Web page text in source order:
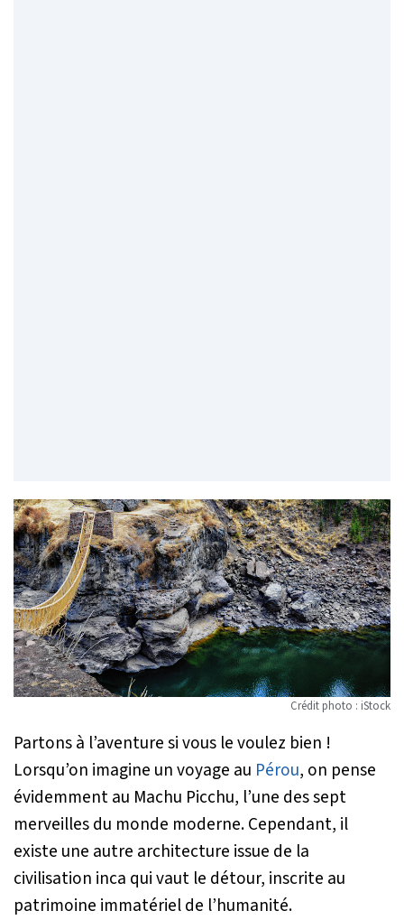
Crédit photo : iStock
Partons à l’aventure si vous le voulez bien !
Lorsqu’on imagine un voyage au Pérou, on pense
évidemment au Machu Picchu, l’une des sept
merveilles du monde moderne. Cependant, il
existe une autre architecture issue de la
civilisation inca qui vaut le détour, inscrite au
patrimoine immatériel de l’humanité.